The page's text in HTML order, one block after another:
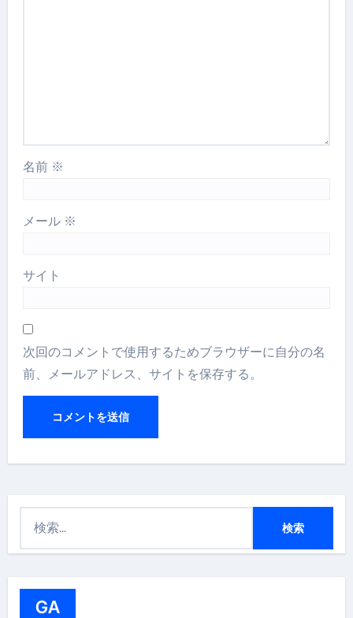
名前 ※
メール ※
サイト
次回のコメントで使用するためブラウザーに自分の名
前、メールアドレス、サイトを保存する。
GA